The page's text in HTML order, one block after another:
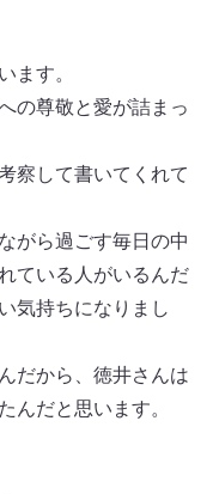
ます。
の尊敬と愛が詰まっ
察して書いてくれて
がら過ごす毎日の中
ている人がいるんだ
気持ちになりまし
だから、徳井さんは
んだと思います。